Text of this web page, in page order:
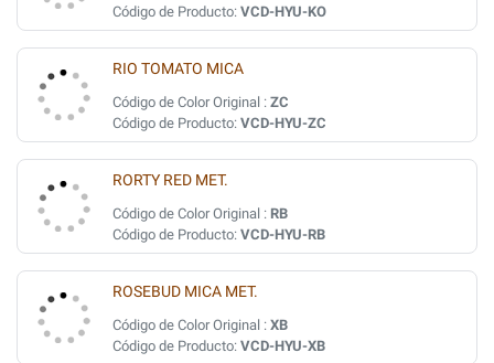
Código de Producto: VCD-HYU-KO
RIO TOMATO MICA
Código de Color Original : ZC
Código de Producto: VCD-HYU-ZC
RORTY RED MET.
Código de Color Original : RB
Código de Producto: VCD-HYU-RB
ROSEBUD MICA MET.
Código de Color Original : XB
Código de Producto: VCD-HYU-XB